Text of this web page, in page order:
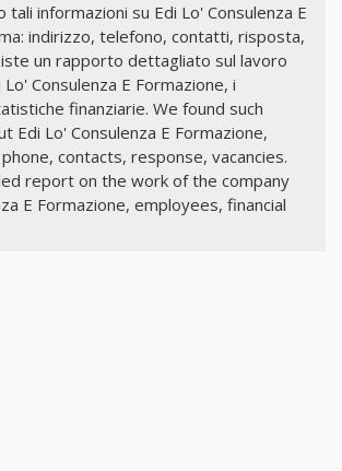
informazioni su Edi Lo' Consulenza E
indirizzo, telefono, contatti, risposta,
un rapporto dettagliato sul lavoro
Consulenza E Formazione, i
finanziarie. We found such
Edi Lo' Consulenza E Formazione,
contacts, response, vacancies.
report on the work of the company
E Formazione, employees, financial